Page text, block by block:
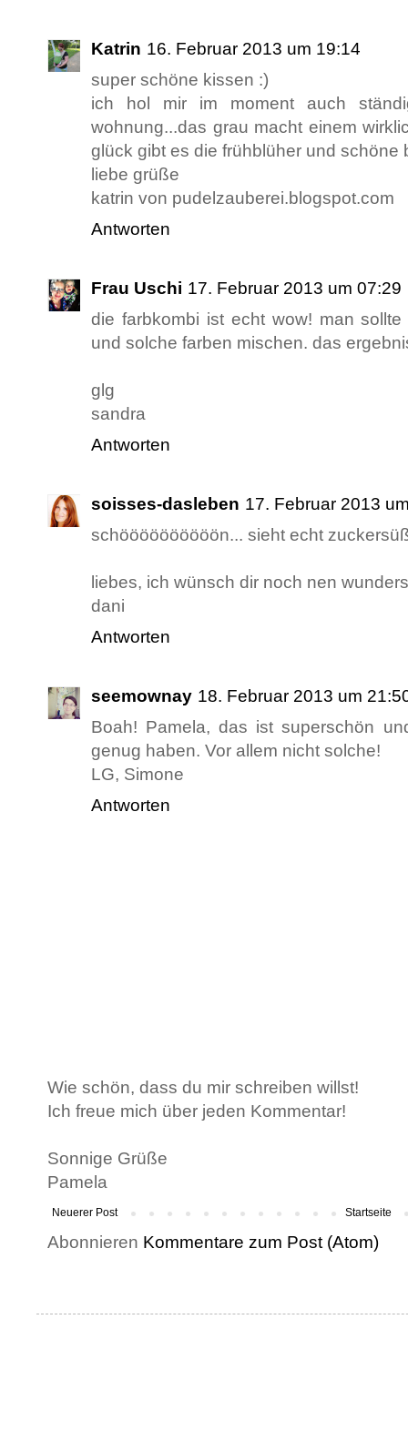
Katrin 16. Februar 2013 um 19:14
super schöne kissen :)
ich hol mir im moment auch
wohnung...das grau macht einem
glück gibt es die frühblüher und schöne
liebe grüße
katrin von pudelzauberei.blogspot.com
Antworten
Frau Uschi 17. Februar 2013 um 07:29
die farbkombi ist echt wow! man
und solche farben mischen. das
glg
sandra
Antworten
soisses-dasleben 17. Februar 2013
schöööööööööön... sieht echt
liebes, ich wünsch dir noch nen
dani
Antworten
seemownay 18. Februar 2013 um
Boah! Pamela, das ist superschön
genug haben. Vor allem nicht solche!
LG, Simone
Antworten
Wie schön, dass du mir schreiben willst!
Ich freue mich über jeden Kommentar!
Sonnige Grüße
Pamela
Neuerer Post Startseite
Abonnieren Kommentare zum Post (Atom)